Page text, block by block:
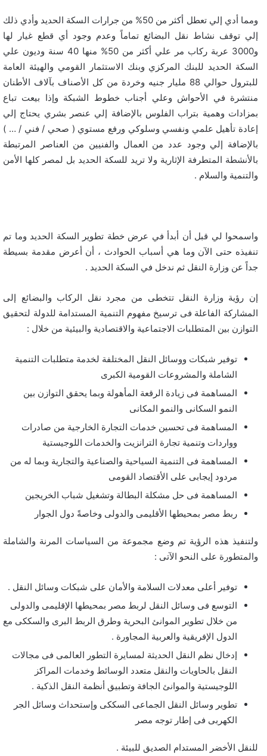
ومما أدي إلي تعطل أكثر من 50% من جرارات السكة الحديد وأدي ذلك
إلي توقف نشاط نقل البضائع تماماً وعدم وجود أي قطع غيار لها
و3000 عربة ركاب مر علي أكثر من 50% منها 40 سنة وديون علي
السكة الحديد للبنك المركزي وبنك الاستثمار القومي والهيئة العامة
للبترول حوالي 88 مليار جنيه وخردة من كل الأصناف بآلاف الأطنان
منتشرة في الأحواش وعلي أجناب خطوط الشبكة وإذا بيعت تباع
بمزادات وهمية بتراب الفلوس بالإضافة إلي عنصر بشري يحتاج إلي
إعادة تأهيل علمي ونفسي وسلوكي ورفع مستوي ( صحي / فني / … )
بالإضافة إلي وجود عدد من العمال والفنيين من العناصر المرتبطة
بالأنشطة المتطرفة الإثارية ولا تريد للسكة الحديد بل لمصر كلها الأمن
والتنمية والسلام .
واسمحوا لي قبل أن أبدأ في عرض خطة تطوير السكة الحديد وما تم
تنفيذه حتى الآن وما هي أسباب الحوادث ، أن أعرض مقدمة بسيطة
جداً عن وزارة النقل ثم ندخل في السكة الحديد .
إن رؤية وزارة النقل تتخطى من مجرد نقل الركاب والبضائع إلى
المشاركة الفاعلة فى ترسيخ مفهوم التنمية المستدامة للدولة لتحقيق
التوازن بين المتطلبات الاجتماعية والاقتصادية والبيئية من خلال :
توفير شبكات ووسائل النقل المختلفة لخدمة متطلبات التنمية
الشاملة والمشروعات القومية الكبرى
المساهمة فى زيادة الرقعة المأهولة وبما يحقق التوازن بين
النمو السكانى والنمو المكانى
المساهمة فى تحسين خدمات التجارة الخارجية من صادرات
وواردات وتنمية تجارة الترانزيت والخدمات اللوجيستية
المساهمة فى التنمية السياحية والصناعية والتجارية وبما له من
مردود إيجابى على الأقتصاد القومى
المساهمة فى حل مشكلة البطالة وتشغيل شباب الخريجين
ربط مصر بمحيطها الأقليمى والدولى وخاصةً دول الجوار
ولتنفيذ هذه الرؤية تم وضع مجموعة من السياسات المرنة والشاملة
والمتطورة على النحو الآتى :
توفير أعلى معدلات السلامة والأمان على شبكات وسائل النقل .
التوسع فى وسائل النقل لربط مصر بمحيطها الإقليمى والدولى
من خلال تطوير الموانئ البحرية وطرق الربط البرى والسككى مع
الدول الإفريقية والعربية المجاورة .
إدخال نظم النقل الحديثة لمسايرة التطور العالمى فى مجالات
النقل بالحاويات والنقل متعدد الوسائط وخدمات المراكز
اللوجيستية والموانئ الجافة وتطبيق أنظمة النقل الذكية .
تطوير وسائل النقل الجماعى السككى وإستحداث وسائل الجر
الكهربى فى إطار توجه مصر
للنقل الأخضر المستدام الصديق للبيئة .